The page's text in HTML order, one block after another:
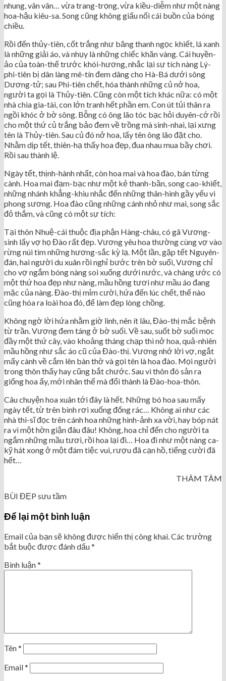
nhung, vân vân… vừa trang-trọng, vừa kiều-diễm như một nàng
hoa-hậu kiêu-sa. Song cũng không giấu nổi cái buồn của bóng
chiều.
Rồi đến thủy-tiên, cốt trắng như băng thanh ngọc khiết, lá xanh
là những giải áo, và nhụy là những chiếc khăn vàng. Cái huyền-
ảo của toàn-thể trước khói-hương, nhắc lại sự tích nàng Lý-
phi-tiên bị dân làng mê-tín đem dâng cho Hà-Bá dưới sông
Dương-tử; sau Phi-tiên chết, hóa thành những củ nở hoa,
người ta gọi là Thủy-tiên. Cũng còn một tích khác nữa: có một
nhà chia gia-tài, con lớn tranh hết phần em. Con út tủi thân ra
ngồi khóc ở bờ sông. Bỗng có ông lão tóc bạc hỏi duyên-cớ rồi
cho một thứ củ trắng bảo đem về trồng mà sinh-nhai, lại xưng
tên là Thủy-tiên. Sau củ đó nở hoa, lấy tên ông lão đặt cho.
Nhằm dịp tết, thiên-hạ thấy hoa đẹp, đua nhau mua bầy chơi.
Rồi sau thành lệ.
Ngày tết, thịnh-hành nhất, còn hoa mai và hoa đào, bán từng
cành. Hoa mai đạm-bạc như một kẻ thanh-bần, song cao-khiết,
những nhánh khẳng-khiu nhắc đến những thân-hình gầy yếu vì
phong sương. Hoa đào cũng những cánh nhỏ như mai, song sắc
đỏ thắm, và cũng có một sự tích:
Tại thôn Nhuệ-cái thuộc địa phận Hàng-châu, có gã Vương-
sinh lấy vợ họ Đào rất đẹp. Vương yêu hoa thường cùng vợ vào
rừng núi tìm những hương-sắc kỳ lạ. Một lần, gặp tết Nguyên-
đán, hai người du xuân rồi nghỉ bước trên bờ suối, Vương chỉ
cho vợ ngắm bóng nàng soi xuống dưới nước, và chàng ước có
một thứ hoa đẹp như nàng, mầu hồng tươi như mầu áo đang
mặc của nàng. Đào-thị mỉm cười, hứa đến lúc chết, thế nào
cũng hóa ra loài hoa đó, để làm đẹp lòng chồng.
Không ngờ lời hứa nhằm giờ linh, nên ít lâu, Đào-thị mắc bệnh
từ trần. Vương đem táng ở bờ suối. Về sau, suốt bờ suối mọc
đầy một thứ cây, vào khoảng tháng chạp thì nở hoa, quả-nhiên
mầu hồng như sắc áo cũ của Đào-thị. Vương nhớ lời vợ, ngắt
mấy cành về cắm lên bàn thờ và gọi tên là hoa đào. Mọi người
trong thôn thấy hay cũng bắt chước. Sau vì thôn đó sản ra
giống hoa ấy, mới nhân thế mà đổi thành là Đào-hoa-thôn.
Câu chuyện hoa xuân tới đây là hết. Những bó hoa sau mấy
ngày tết, từ trên bình rơi xuống đống rác… Không ai như các
nhà thi-sĩ đọc trên cánh hoa những hình-ảnh xa vời, hay bóp nát
ra vì một hờn giận đâu đâu! Không, hoa chỉ đến cho người ta
ngắm những mầu tươi, rồi hoa lại đi… Hoa đi như một nàng ca-
kỹ hát xong ở một đám tiệc vui, rượu đã cạn hồ, tiếng cười đã
hết…
THÂM TÂM
BÙI ĐẸP sưu tầm
Để lại một bình luận
Email của bạn sẽ không được hiển thị công khai.Các trường
bắt buộc được đánh dấu*
Bình luận*
Tên*
Email*